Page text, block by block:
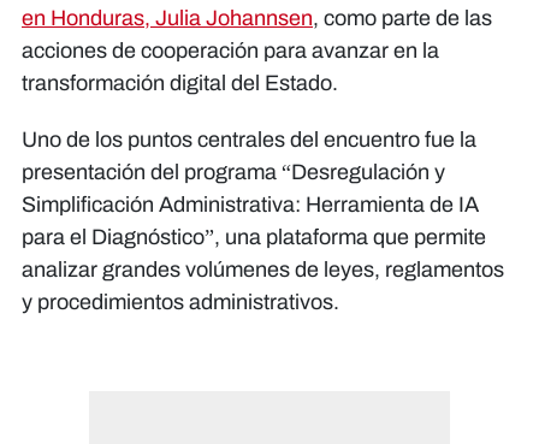
en Honduras, Julia Johannsen, como parte de las
acciones de cooperación para avanzar en la
transformación digital del Estado.
Uno de los puntos centrales del encuentro fue la
presentación del programa “Desregulación y
Simplificación Administrativa: Herramienta de IA
para el Diagnóstico”, una plataforma que permite
analizar grandes volúmenes de leyes, reglamentos
y procedimientos administrativos.